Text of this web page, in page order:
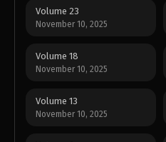
Volume 23
November 10, 2025
Volume 18
November 10, 2025
Volume 13
November 10, 2025